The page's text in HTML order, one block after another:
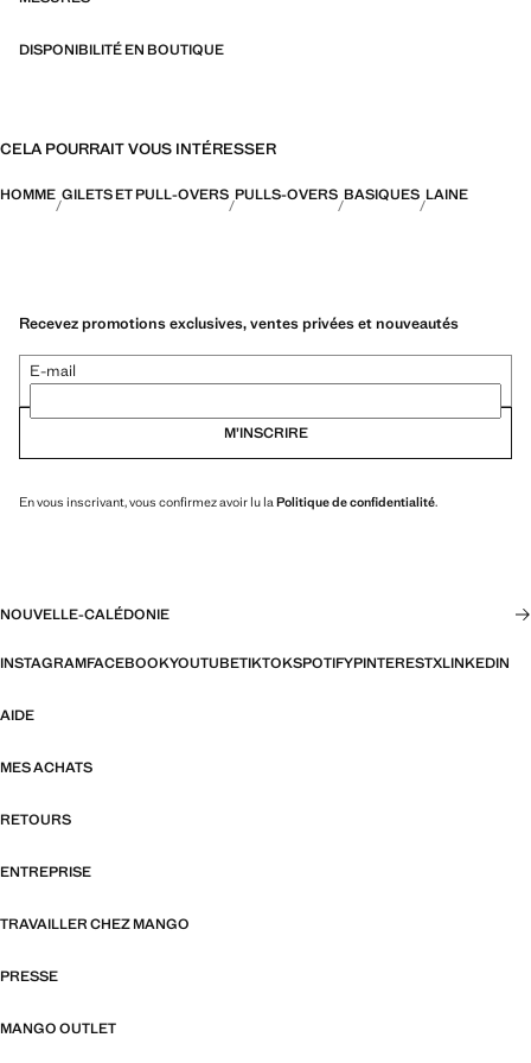
DISPONIBILITÉ EN BOUTIQUE
CELA POURRAIT VOUS INTÉRESSER
HOMME GILETS ET PULL-OVERS PULLS-OVERS BASIQUES LAINE
Recevez promotions exclusives, ventes privées et nouveautés
E-mail
M’INSCRIRE
En vous inscrivant, vous confirmez avoir lu la Politique de confidentialité.
NOUVELLE-CALÉDONIE
INSTAGRAMFACEBOOKYOUTUBETIKTOKSPOTIFYPINTERESTXLINKEDIN
AIDE
MES ACHATS
RETOURS
ENTREPRISE
TRAVAILLER CHEZ MANGO
PRESSE
MANGO OUTLET